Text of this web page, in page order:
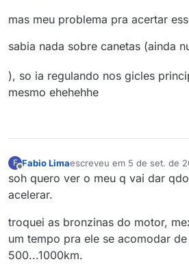
mas meu problema pra acertar
sabia nada sobre canetas (ainda
), so ia regulando nos gicles
mesmo ehehehhe
F
Offline
Fabio Limaescreveu em 5 de set. de
última edição por
soh quero ver o meu q vai dar
acelerar.
troquei as bronzinas do motor,
um tempo pra ele se acomodar
500...1000km.